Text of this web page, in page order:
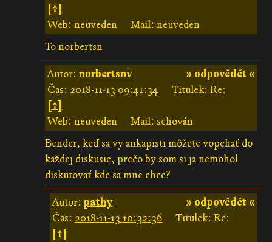
[↑]
Web: neuveden
Mail: neuveden
To norbertsn
» odpovědět «
Autor:norbertsnv
Čas: 2018-11-13 09:41:34
Titulek: Re:
[↑]
Web: neuveden
Mail: schován
Bender, keď sa vy ankapisti môžete vopchať do
každej diskusie, prečo by som si ja nemohol
diskutovať kde sa mne chce?
» odpovědět «
Autor:pathy
Čas: 2018-11-13 10:32:36
Titulek: Re:
[↑]